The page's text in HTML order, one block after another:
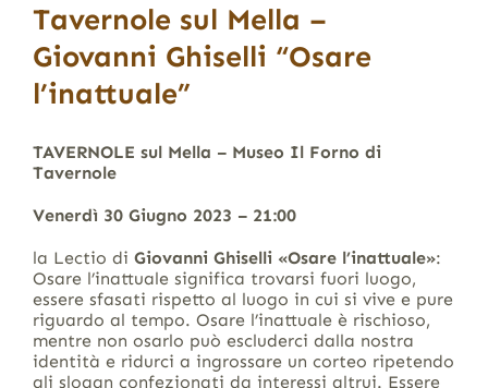
Tavernole sul Mella –
Giovanni Ghiselli “Osare
l’inattuale”
TAVERNOLE sul Mella – Museo Il Forno di
Tavernole
Venerdì 30 Giugno 2023 – 21:00
la Lectio di Giovanni Ghiselli «Osare l’inattuale»:
Osare l’inattuale significa trovarsi fuori luogo,
essere sfasati rispetto al luogo in cui si vive e pure
riguardo al tempo. Osare l’inattuale è rischioso,
mentre non osarlo può escluderci dalla nostra
identità e ridurci a ingrossare un corteo ripetendo
gli slogan confezionati da interessi altrui. Essere